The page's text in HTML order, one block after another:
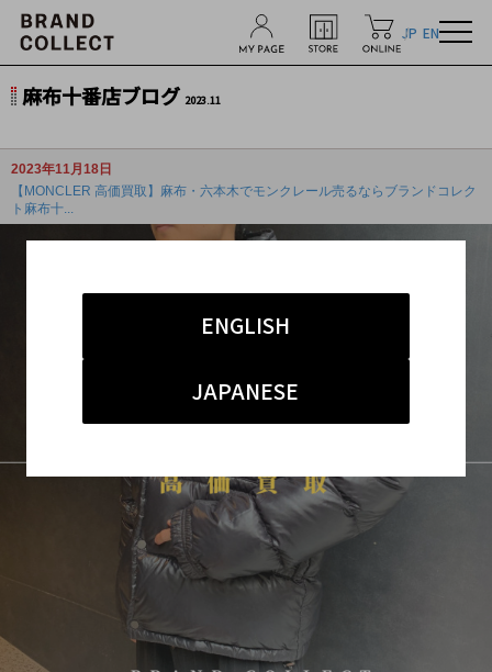
JP EN
ENGLISH
JAPANESE
麻布十番店ブログ 2023.11
2023年11月18日
【MONCLER 高価買取】麻布・六本木でモンクレール売るならブランドコレク
ト麻布十...